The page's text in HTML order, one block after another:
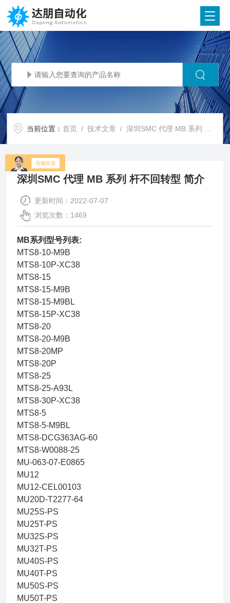
当前位置：首页 /技术文章 / 深圳SMC 代理 MB 系列 杆不回转型 简介
深圳SMC 代理 MB 系列 杆不回转型 简介
更新时间：2022-07-07
浏览次数：1469
MB系列型号列表:
MTS8-10-M9B
MTS8-10P-XC38
MTS8-15
MTS8-15-M9B
MTS8-15-M9BL
MTS8-15P-XC38
MTS8-20
MTS8-20-M9B
MTS8-20MP
MTS8-20P
MTS8-25
MTS8-25-A93L
MTS8-30P-XC38
MTS8-5
MTS8-5-M9BL
MTS8-DCG363AG-60
MTS8-W0088-25
MU-063-07-E0865
MU12
MU12-CEL00103
MU20D-T2277-64
MU25S-PS
MU25T-PS
MU32S-PS
MU32T-PS
MU40S-PS
MU40T-PS
MU50S-PS
MU50T-PS